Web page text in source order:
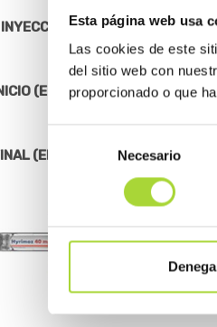
Esta página web usa
Las cookies de este
del sitio web con
proporcionado o que
consentimiento
Necesario
(EN PLUMA)
(EN PLUMA)